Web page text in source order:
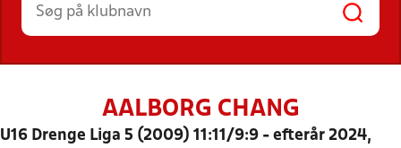
AALBORG CHANG
U16 Drenge Liga 5 (2009) 11:11/9:9 - efterår 2024,